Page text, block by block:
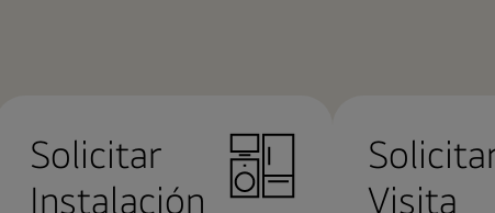
Solicitar
Instalación
Visita